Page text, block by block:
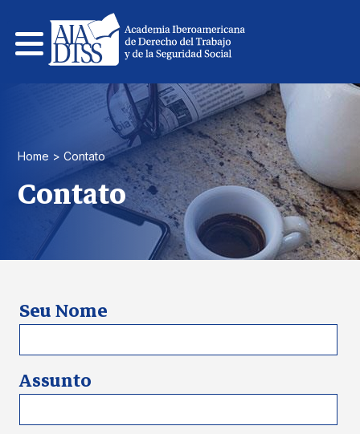
conteúdo
Home > Contato
Contato
Seu Nome
Assunto